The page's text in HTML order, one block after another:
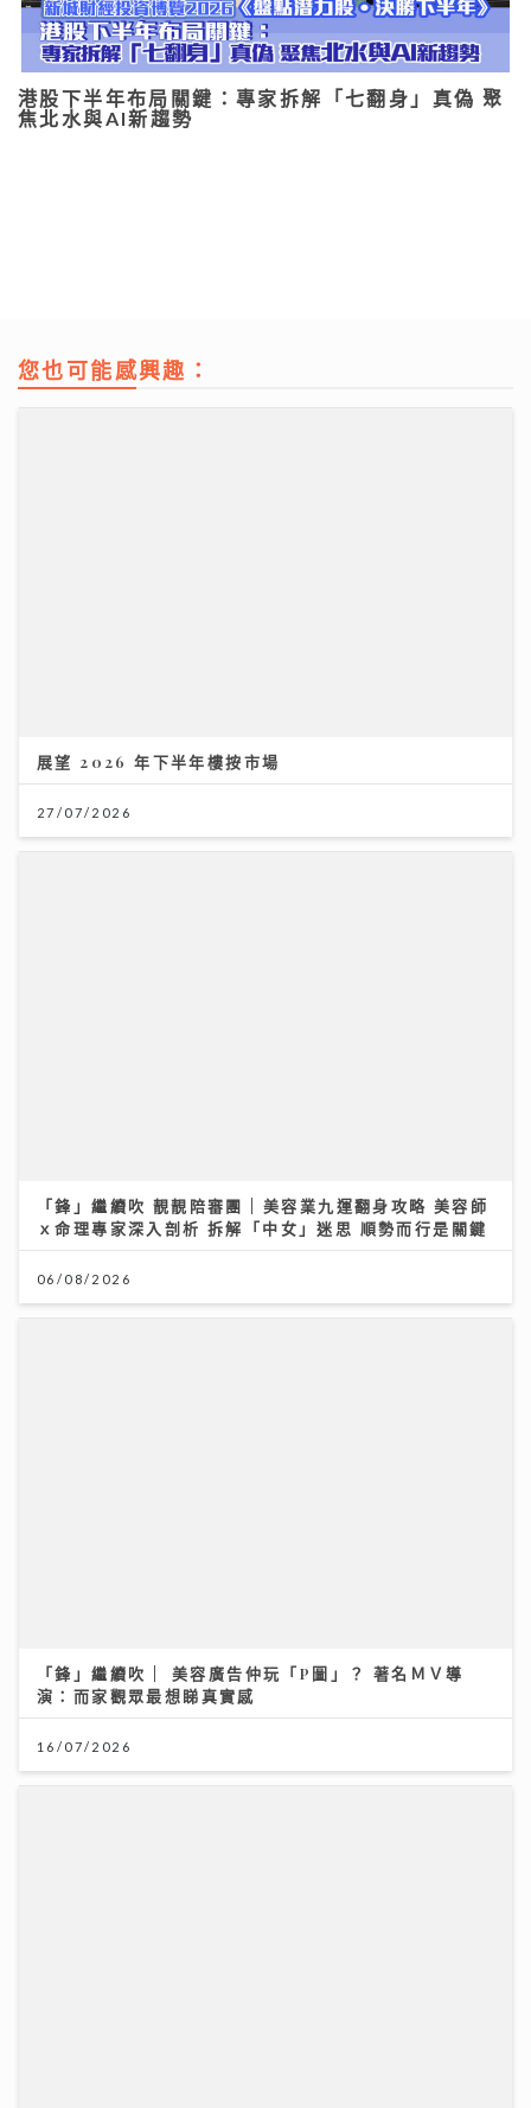
港股下半年布局關鍵：專家拆解「七翻身」真偽 聚
焦北水與AI新趨勢
您也可能感興趣：
「鋒」繼續吹 靚靚陪審團 | 美容業九運翻身攻略 美容師
ｘ命理專家深入剖析 拆解「中女」迷思 順勢而行是關鍵
06/08/2026
「鋒」繼續吹 | 美容廣告仲玩「P圖」？ 著名ＭＶ導
演：而家觀眾最想睇真實感
16/07/2026